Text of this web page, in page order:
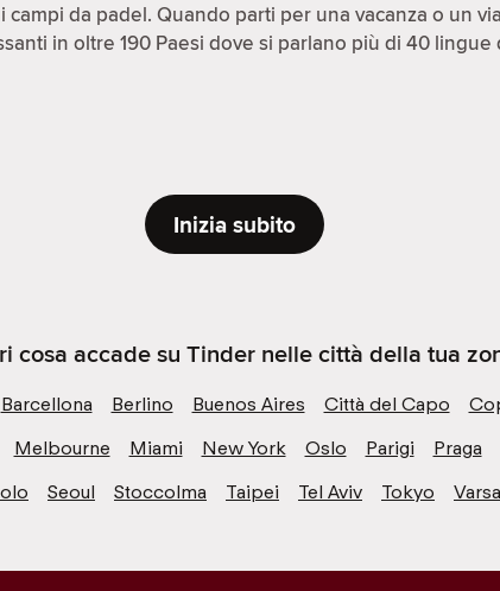
da padel. Quando parti per una vacanza o un
in oltre 190 Paesi dove si parlano più di 40
Inizia subito
cosa accade su Tinder nelle città della tua
Barcellona Berlino Buenos Aires Città del Capo
Melbourne Miami New York Oslo Parigi
Praga
Seoul Stoccolma Taipei Tel Aviv Tokyo